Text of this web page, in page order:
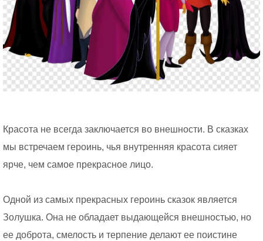
Красота не всегда заключается во внешности. В сказках
мы встречаем героинь, чья внутренняя красота сияет
ярче, чем самое прекрасное лицо.
Одной из самых прекрасных героинь сказок является
Золушка. Она не обладает выдающейся внешностью, но
ее доброта, смелость и терпение делают ее поистине